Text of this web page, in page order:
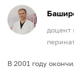
доцент
В 2001 году